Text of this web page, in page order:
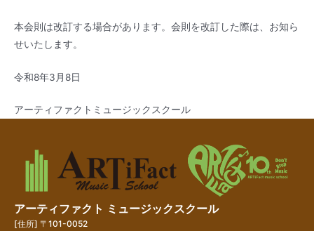
本会則は改訂する場合があります。会則を改訂した際は、お知ら
せいたします。
令和8年3月8日
アーティファクトミュージックスクール
アーティファクト ミュージックスクール
[住所] 〒101-0052